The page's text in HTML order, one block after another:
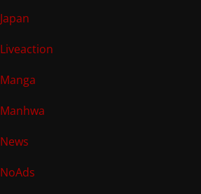
Japan
Liveaction
Manga
Manhwa
News
NoAds